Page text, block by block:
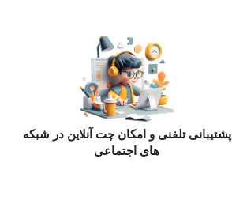
پشتیبانی تلفنی و امکان چت آنلاین در شبکه
های اجتماعی